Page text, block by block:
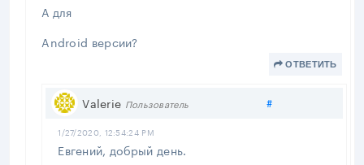
А для
Android версии?
ОТВЕТИТЬ
Valerie Пользователь #Поделиться
1/27/2020, 12:54:24 PM
Евгений, добрый день.